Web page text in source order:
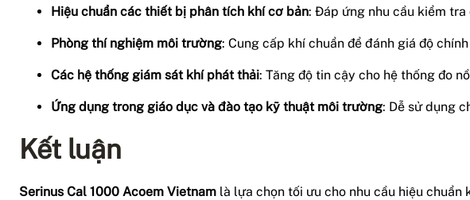
Hiệu chuẩn các thiết bị phân tích khí cơ bản: Đáp ứng nhu cầu kiểm
Phòng thí nghiệm môi trường: Cung cấp khí chuẩn để đánh giá độ
Các hệ thống giám sát khí phát thải: Tăng độ tin cậy cho hệ thống đo
Ứng dụng trong giáo dục và đào tạo kỹ thuật môi trường: Dễ sử dụng
Kết luận
Serinus Cal 1000 Acoem Vietnam là lựa chọn tối ưu cho nhu cầu hiệu